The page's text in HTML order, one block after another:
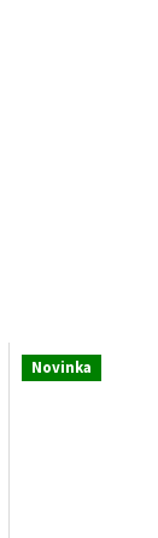
Novinka